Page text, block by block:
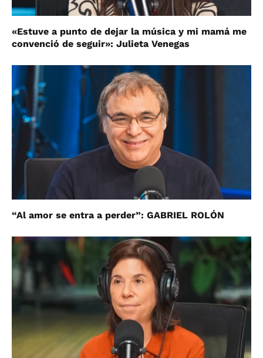
«Estuve a punto de dejar la música y mi mamá me
convenció de seguir»: Julieta Venegas
“Al amor se entra a perder”: GABRIEL ROLÓN